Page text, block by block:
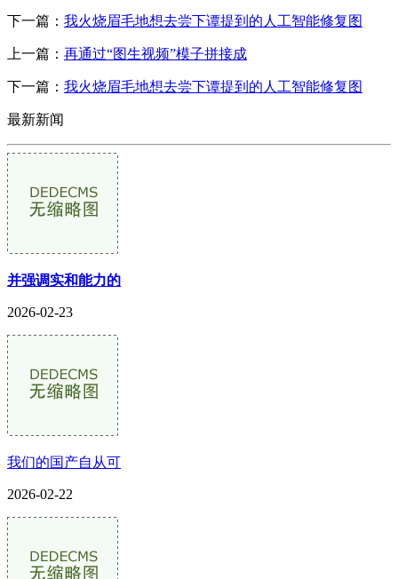
下一篇： 我火烧眉毛地想去尝下谭提到的人工智能修复图
上一篇： 再通过“图生视频”模子拼接成
下一篇： 我火烧眉毛地想去尝下谭提到的人工智能修复图
最新新闻
并强调实和能力的
2026-02-23
我们的国产自从可
2026-02-22